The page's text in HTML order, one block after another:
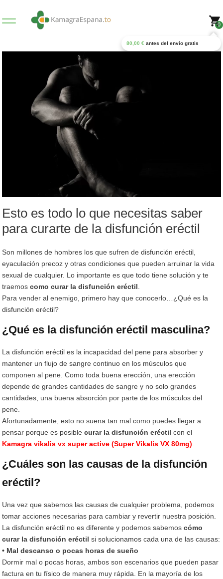
0
80,00 € antes del envío gratis
Esto es todo lo que necesitas saber
para curarte de la disfunción eréctil
Son millones de hombres los que sufren de disfunción eréctil,
eyaculación precoz y otras condiciones que pueden arruinar la vida
sexual de cualquier. Lo importante es que todo tiene solución y te
traemoscomo curar la disfunción eréctil.
Para vender al enemigo, primero hay que conocerlo…¿Qué es la
disfunción eréctil?
¿Qué es la disfunción eréctil masculina?
La disfunción eréctil es la incapacidad del pene para absorber y
mantener un flujo de sangre continuo en los músculos que
componen al pene. Como toda buena erección, una erección
depende de grandes cantidades de sangre y no solo grandes
cantidades, una buena absorción por parte de los músculos del
pene.
Afortunadamente, esto no suena tan mal como puedes llegar a
pensar porque es posiblecurar la disfunción eréctilcon el
Kamagra vikalis vx super active (Super Vikalis VX 80mg).
¿Cuáles son las causas de la disfunción
eréctil?
Una vez que sabemos las causas de cualquier problema, podemos
tomar acciones necesarias para cambiar y revertir nuestra posición.
La disfunción eréctil no es diferente y podemos sabemoscómo
curar la disfunción eréctil si solucionamos cada una de las causas:
• Mal descanso o pocas horas de sueño
Dormir mal o pocas horas, ambos son escenarios que pueden pasar
factura en tu físico de manera muy rápida. En la mayoría de los